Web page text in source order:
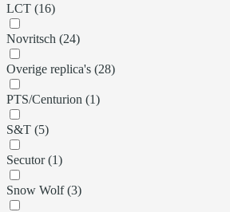
LCT (16)
Novritsch (24)
Overige replica's (28)
PTS/Centurion (1)
S&T (5)
Secutor (1)
Snow Wolf (3)